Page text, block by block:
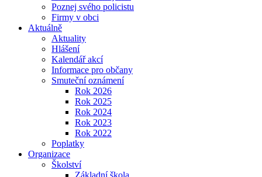
Poznej svého policistu
Firmy v obci
Aktuálně
Aktuality
Hlášení
Kalendář akcí
Informace pro občany
Smuteční oznámení
Rok 2026
Rok 2025
Rok 2024
Rok 2023
Rok 2022
Poplatky
Organizace
Školství
Základní škola